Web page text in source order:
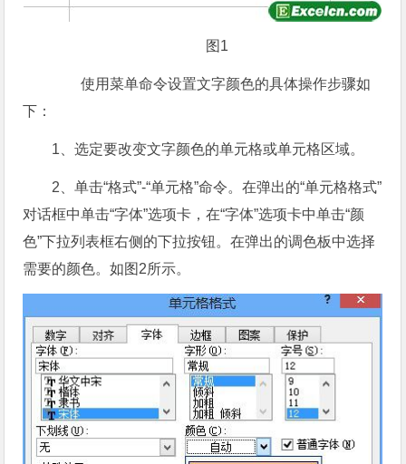
图1
使用菜单命令设置文字颜色的具体操作步骤如
下：
1、选定要改变文字颜色的单元格或单元格区域。
2、单击“格式”-“单元格”命令。在弹出的“单元格格式”
对话框中单击“字体”选项卡，在“字体”选项卡中单击“颜
色”下拉列表框右侧的下拉按钮。在弹出的调色板中选择
需要的颜色。如图2所示。